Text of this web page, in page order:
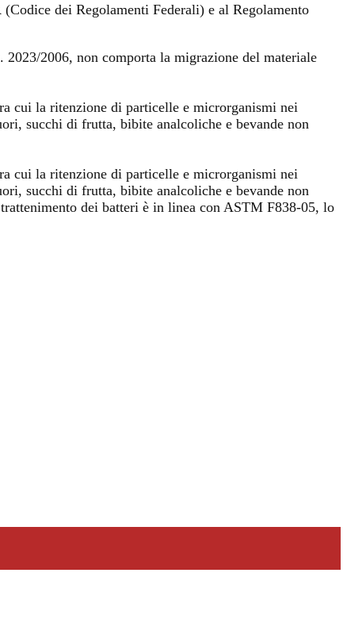
dei Regolamenti Federali) e al Regolamento
2006, non comporta la migrazione del materiale
cui la ritenzione di particelle e microrganismi nei
succhi di frutta, bibite analcoliche e bevande non
cui la ritenzione di particelle e microrganismi nei
succhi di frutta, bibite analcoliche e bevande non
dei batteri è in linea con ASTM F838-05, lo